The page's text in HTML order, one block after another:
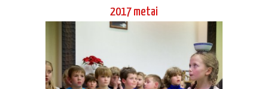
2017 metai